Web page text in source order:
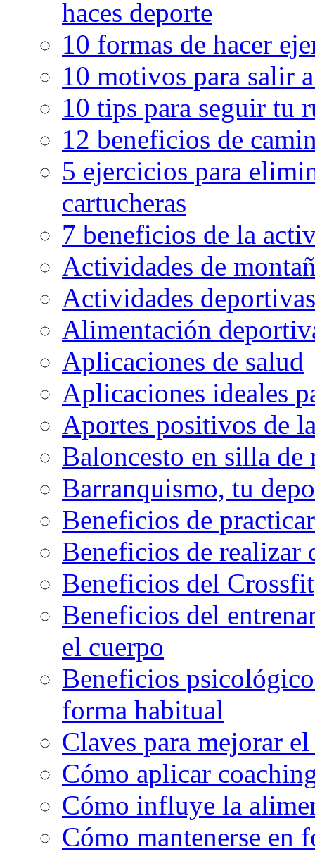
haces deporte
10 formas de hacer
10 motivos para salir
10 tips para seguir tu
12 beneficios de
5 ejercicios para
cartucheras
7 beneficios de la
Actividades de
Actividades
Alimentación
Aplicaciones de salud
Aplicaciones ideales
Aportes positivos de
Baloncesto en silla de
Barranquismo, tu
Beneficios de
Beneficios de realizar
Beneficios del Crossfit
Beneficios del
el cuerpo
Beneficios
forma habitual
Claves para mejorar
Cómo aplicar
Cómo influye la
Cómo mantenerse en